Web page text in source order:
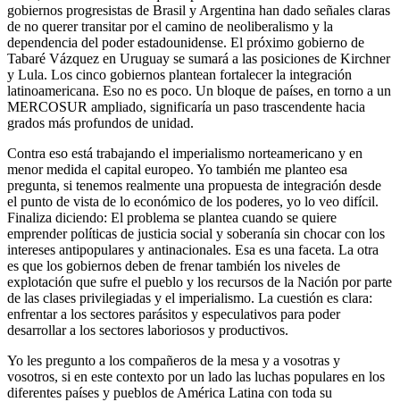
gobiernos progresistas de Brasil y Argentina han dado señales claras
de no querer transitar por el camino de neoliberalismo y la
dependencia del poder estadounidense. El próximo gobierno de
Tabaré Vázquez en Uruguay se sumará a las posiciones de Kirchner
y Lula. Los cinco gobiernos plantean fortalecer la integración
latinoamericana. Eso no es poco. Un bloque de países, en torno a un
MERCOSUR ampliado, significaría un paso trascendente hacia
grados más profundos de unidad.
Contra eso está trabajando el imperialismo norteamericano y en
menor medida el capital europeo. Yo también me planteo esa
pregunta, si tenemos realmente una propuesta de integración desde
el punto de vista de lo económico de los poderes, yo lo veo difícil.
Finaliza diciendo: El problema se plantea cuando se quiere
emprender políticas de justicia social y soberanía sin chocar con los
intereses antipopulares y antinacionales. Esa es una faceta. La otra
es que los gobiernos deben de frenar también los niveles de
explotación que sufre el pueblo y los recursos de la Nación por parte
de las clases privilegiadas y el imperialismo. La cuestión es clara:
enfrentar a los sectores parásitos y especulativos para poder
desarrollar a los sectores laboriosos y productivos.
Yo les pregunto a los compañeros de la mesa y a vosotras y
vosotros, si en este contexto por un lado las luchas populares en los
diferentes países y pueblos de América Latina con toda su